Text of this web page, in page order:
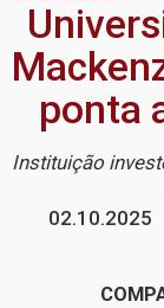
ponta
Instituição
02.10.2025